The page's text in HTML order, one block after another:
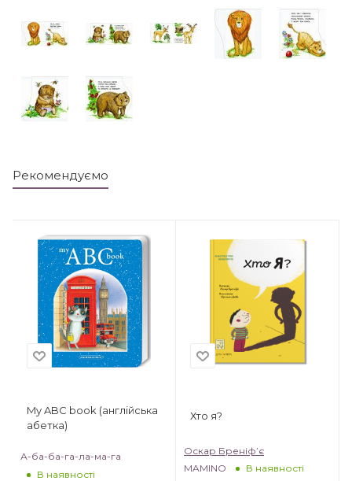
Рекомендуємо
My ABC book (англійська
абетка)
А-ба-ба-га-ла-ма-га
В наявності
Хто я?
Оскар Бреніф’є
MAMINO
В наявності